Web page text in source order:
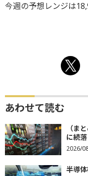
今週の予想レンジは
あわせて読む
（ま
に続
2026/
半導